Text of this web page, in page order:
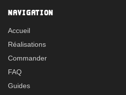
NAVIGATION
Accueil
Réalisations
Commander
FAQ
Guides